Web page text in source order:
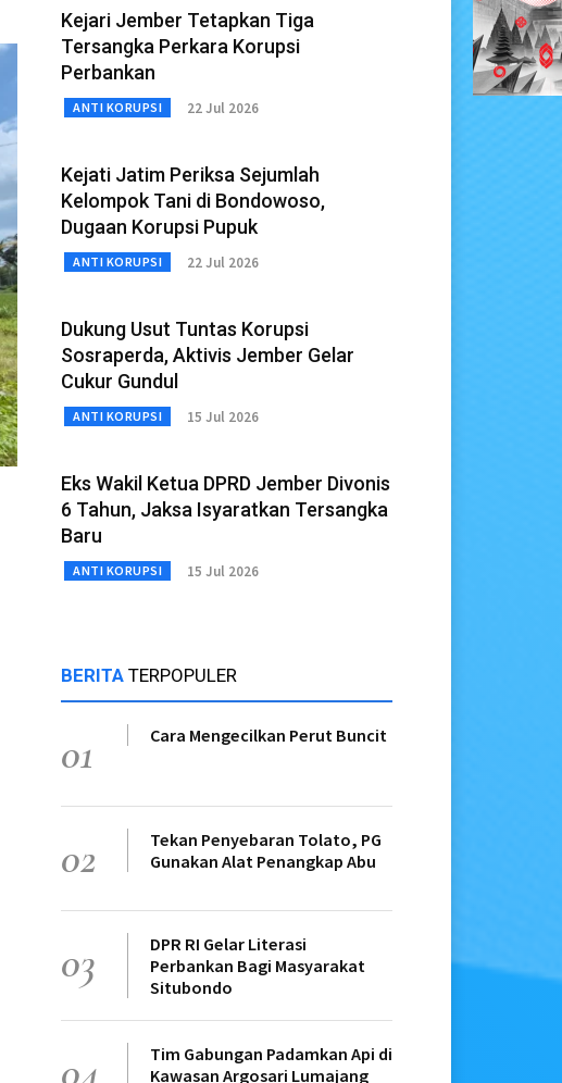
Kejari Jember Tetapkan Tiga
Tersangka Perkara Korupsi
Perbankan
ANTI KORUPSI 22 Jul 2026
Kejati Jatim Periksa Sejumlah
Kelompok Tani di Bondowoso,
Dugaan Korupsi Pupuk
ANTI KORUPSI 22 Jul 2026
Dukung Usut Tuntas Korupsi
Sosraperda, Aktivis Jember Gelar
Cukur Gundul
ANTI KORUPSI 15 Jul 2026
Eks Wakil Ketua DPRD Jember Divonis
6 Tahun, Jaksa Isyaratkan Tersangka
Baru
ANTI KORUPSI 15 Jul 2026
BERITA TERPOPULER
01 Cara Mengecilkan Perut Buncit
02
Tekan Penyebaran Tolato, PG
Gunakan Alat Penangkap Abu
03
DPR RI Gelar Literasi
Perbankan Bagi Masyarakat
Situbondo
04
Tim Gabungan Padamkan Api di
Kawasan Argosari Lumajang